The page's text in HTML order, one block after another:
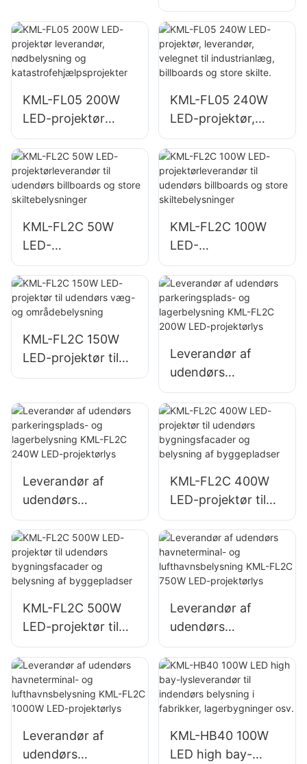
byggepladser
belysning af
parkeringspladser
og
opbevaringsområd
KML-FL05 200W
LED-projektør
leverandør,
nødbelysning og
katastrofehjælpspr
ojekter
KML-FL05 240W
LED-projektør,
leverandør,
velegnet til
industrianlæg,
billboards og store
KML-FL2C 50W
LED-
projektørleverandø
r til udendørs
billboards og store
skiltebelysninger
KML-FL2C 100W
LED-
projektørleverandø
r til udendørs
billboards og store
skiltebelysninger
KML-FL2C 150W
LED-projektør til
udendørs væg- og
Leverandør af
udendørs
parkeringsplads-
og lagerbelysning
KML-FL2C 200W
LED-projektørlys
Leverandør af
udendørs
parkeringsplads-
og lagerbelysning
KML-FL2C 240W
LED-projektørlys
KML-FL2C 400W
LED-projektør til
udendørs
bygningsfacader
og belysning af
byggepladser
KML-FL2C 500W
LED-projektør til
udendørs
bygningsfacader
og belysning af
byggepladser
Leverandør af
udendørs
havneterminal- og
lufthavnsbelysning
KML-FL2C 750W
LED-projektørlys
Leverandør af
udendørs
KML-HB40 100W
LED high bay-